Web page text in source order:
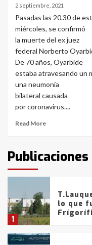
2 septiembre, 2021
Pasadas las 20.30 de
miércoles, se confirmó
la muerte del ex juez
federal Norberto
De 70 años, Oyarbide
estaba atravesando un
una neumonía
bilateral causada
por coronavirus....
Read More
5
Los
entre
6
La
Blanca
con
de la
fueron
tarde
1
lo que